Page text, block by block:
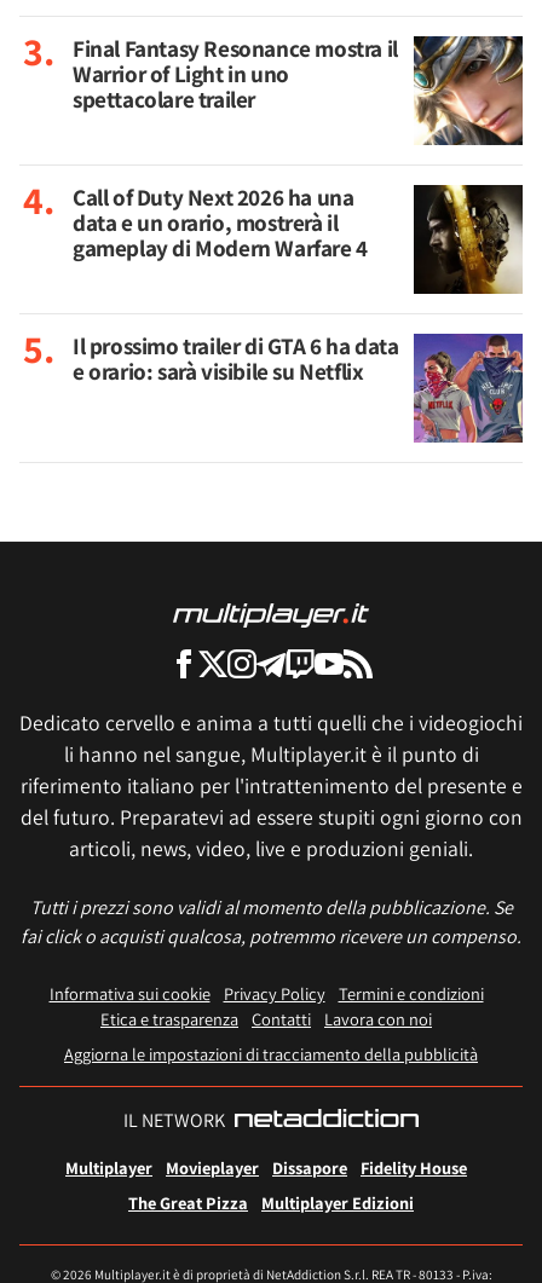
Final Fantasy Resonance mostra il
Warrior of Light in uno
spettacolare trailer
Call of Duty Next 2026 ha una
data e un orario, mostrerà il
gameplay di Modern Warfare 4
Il prossimo trailer di GTA 6 ha data
e orario: sarà visibile su Netflix
Dedicato cervello e anima a tutti quelli che i videogiochi
li hanno nel sangue, Multiplayer.it è il punto di
riferimento italiano per l'intrattenimento del presente e
del futuro. Preparatevi ad essere stupiti ogni giorno con
articoli, news, video, live e produzioni geniali.
Tutti i prezzi sono validi al momento della pubblicazione. Se
fai click o acquisti qualcosa, potremmo ricevere un compenso.
Informativa sui cookie Privacy Policy
Termini e condizioni
Etica e trasparenza Contatti
Lavora con noi
Aggiorna le impostazioni di tracciamento della pubblicità
IL NETWORK
Multiplayer Movieplayer Dissapore
Fidelity House
The Great Pizza
Multiplayer Edizioni
© 2026 Multiplayer.it è di proprietà di NetAddiction S.r.l. REA TR - 80133 - P.iva: